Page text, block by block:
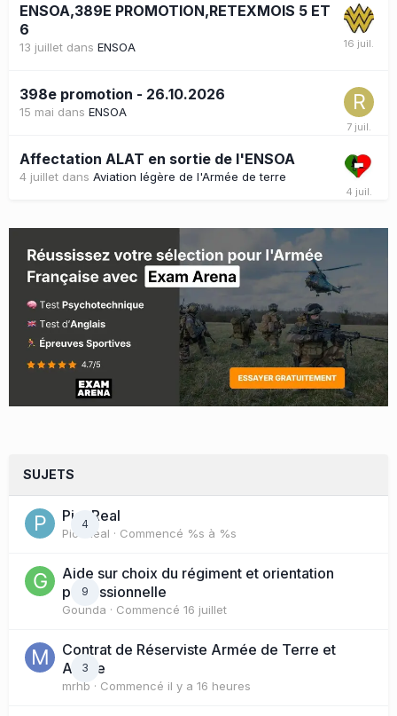
ENSOA,389E PROMOTION,RETEXMOIS 5 ET
6
13 juillet dans ENSOA
398e promotion - 26.10.2026
15 mai dans ENSOA
Affectation ALAT en sortie de l'ENSOA
4 juillet dans Aviation légère de l'Armée de terre
SUJETS
4
PicoReal
PicoReal · Commencé %s à %s
9
Aide sur choix du régiment et orientation
professionnelle
Gounda · Commencé 16 juillet
3
Contrat de Réserviste Armée de Terre et
Active
mrhb · Commencé il y a 16 heures